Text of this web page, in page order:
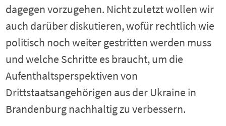
dagegen vorzugehen. Nicht zuletzt wollen wir
auch darüber diskutieren, wofür rechtlich wie
politisch noch weiter gestritten werden muss
und welche Schritte es braucht, um die
Aufenthaltsperspektiven von
Drittstaatsangehörigen aus der Ukraine in
Brandenburg nachhaltig zu verbessern.